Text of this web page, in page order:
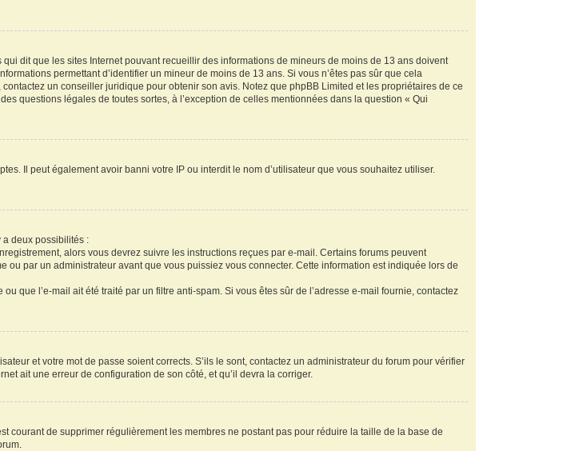
dit que les sites Internet pouvant recueillir des informations de mineurs de moins de 13 ans doivent
permettant d’identifier un mineur de moins de 13 ans. Si vous n’êtes pas sûr que cela
un conseiller juridique pour obtenir son avis. Notez que phpBB Limited et les propriétaires de ce
questions légales de toutes sortes, à l’exception de celles mentionnées dans la question « Qui
Il peut également avoir banni votre IP ou interdit le nom d’utilisateur que vous souhaitez utiliser.
a deux possibilités :
alors vous devrez suivre les instructions reçues par e-mail. Certains forums peuvent
par un administrateur avant que vous puissiez vous connecter. Cette information est indiquée lors de
que l’e-mail ait été traité par un filtre anti-spam. Si vous êtes sûr de l’adresse e-mail fournie, contactez
et votre mot de passe soient corrects. S’ils le sont, contactez un administrateur du forum pour vérifier
ait une erreur de configuration de son côté, et qu’il devra la corriger.
courant de supprimer régulièrement les membres ne postant pas pour réduire la taille de la base de